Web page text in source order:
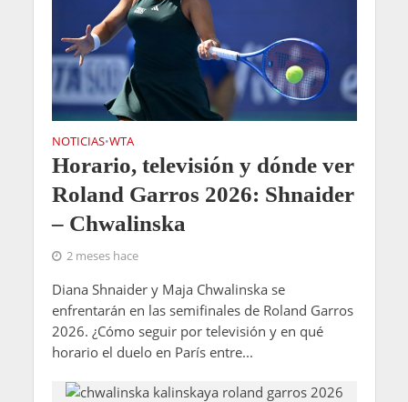
NOTICIAS•WTA
Horario, televisión y dónde ver
Roland Garros 2026: Shnaider
– Chwalinska
2 meses hace
Diana Shnaider y Maja Chwalinska se
enfrentarán en las semifinales de Roland Garros
2026. ¿Cómo seguir por televisión y en qué
horario el duelo en París entre...